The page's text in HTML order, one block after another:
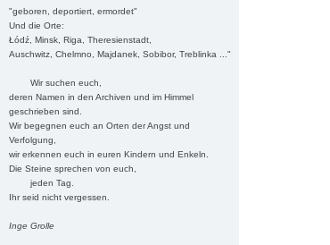
"geboren, deportiert, ermordet"
Und die Orte:
Łódź, Minsk, Riga, Theresienstadt,
Auschwitz, Chelmno, Majdanek, Sobibor, Treblinka ..."
Wir suchen euch,
deren Namen in den Archiven und im Himmel
geschrieben sind.
Wir begegnen euch an Orten der Angst und
Verfolgung,
wir erkennen euch in euren Kindern und Enkeln.
Die Steine sprechen von euch,
jeden Tag.
Ihr seid nicht vergessen.
Inge Grolle